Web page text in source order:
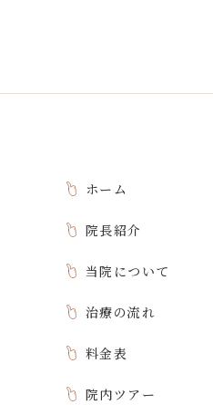
ホーム
院長紹介
当院について
治療の流れ
料金表
院内ツアー